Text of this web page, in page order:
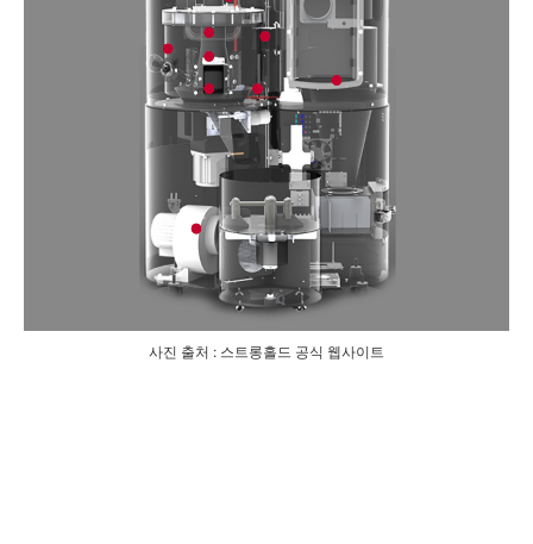
사진 출처 : 스트롱홀드 공식 웹사이트